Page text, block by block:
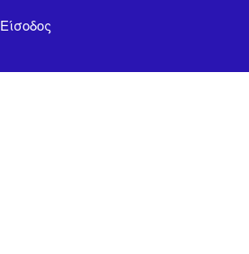
Είσοδος